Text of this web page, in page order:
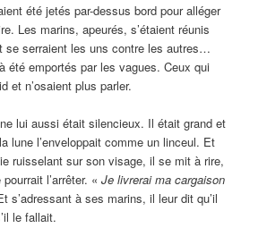
été jetés par-dessus bord pour alléger
Les marins, apeurés, s’étaient réunis
se serraient les uns contre les autres…
été emportés par les vagues. Ceux qui
et n’osaient plus parler.
lui aussi était silencieux. Il était grand et
lune l’enveloppait comme un linceul. Et
ruisselant sur son visage, il se mit à rire,
l’arrêter. «Je livrerai ma cargaison
s’adressant à ses marins, il leur dit qu’il
le fallait.